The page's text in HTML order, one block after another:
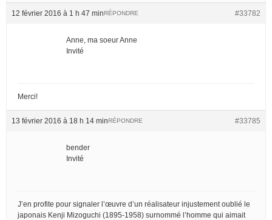
12 février 2016 à 1 h 47 min #33782
RÉPONDRE
Anne, ma soeur Anne
Invité
Merci!
13 février 2016 à 18 h 14 min #33785
RÉPONDRE
bender
Invité
J’en profite pour signaler l’œuvre d’un réalisateur injustement oublié le
japonais Kenji Mizoguchi (1895-1958) surnommé l’homme qui aimait